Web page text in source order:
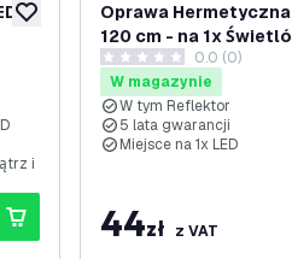
dodaj do listy życzeń
i
Oprawa Hermetyczna
120 cm - na 1x
LED - IP20
0 Gwiazdki oceny
0.0 (0)
W magazynie
W tym Reflektor
5 lata gwarancji
Miejsce na 1x LED
44zł z VAT